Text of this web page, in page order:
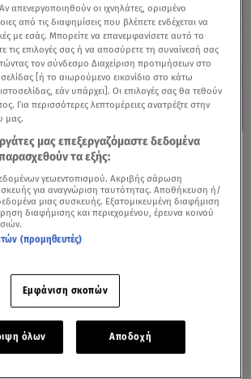
άσκηση που θα
απενεργοποιηθούν οι ιχνηλάτες, ορισμένο
από τις διαφημίσεις που βλέπετε ενδέχεται να
με εσάς. Μπορείτε να επανεμφανίσετε αυτό το
τις επιλογές σας ή να αποσύρετε τη συναίνεσή σας
τον σύνδεσμο Διαχείριση προτιμήσεων στο
[ή το αιωρούμενο εικονίδιο στο κάτω
εάν υπάρχει]. Οι επιλογές σας θα τεθούν
Για περισσότερες λεπτομέρειες ανατρέξτε στην
μας.
μας επεξεργαζόμαστε δεδομένα
τα εξής:
γεωεντοπισμού. Ακριβής σάρωση
για αναγνώριση ταυτότητας. Αποθήκευση ή/
μιας συσκευής. Εξατομικευμένη διαφήμιση
διαφήμισης και περιεχομένου, έρευνα κοινού
(προμηθευτές)
Εμφάνιση σκοπών
όλων Αποδοχή